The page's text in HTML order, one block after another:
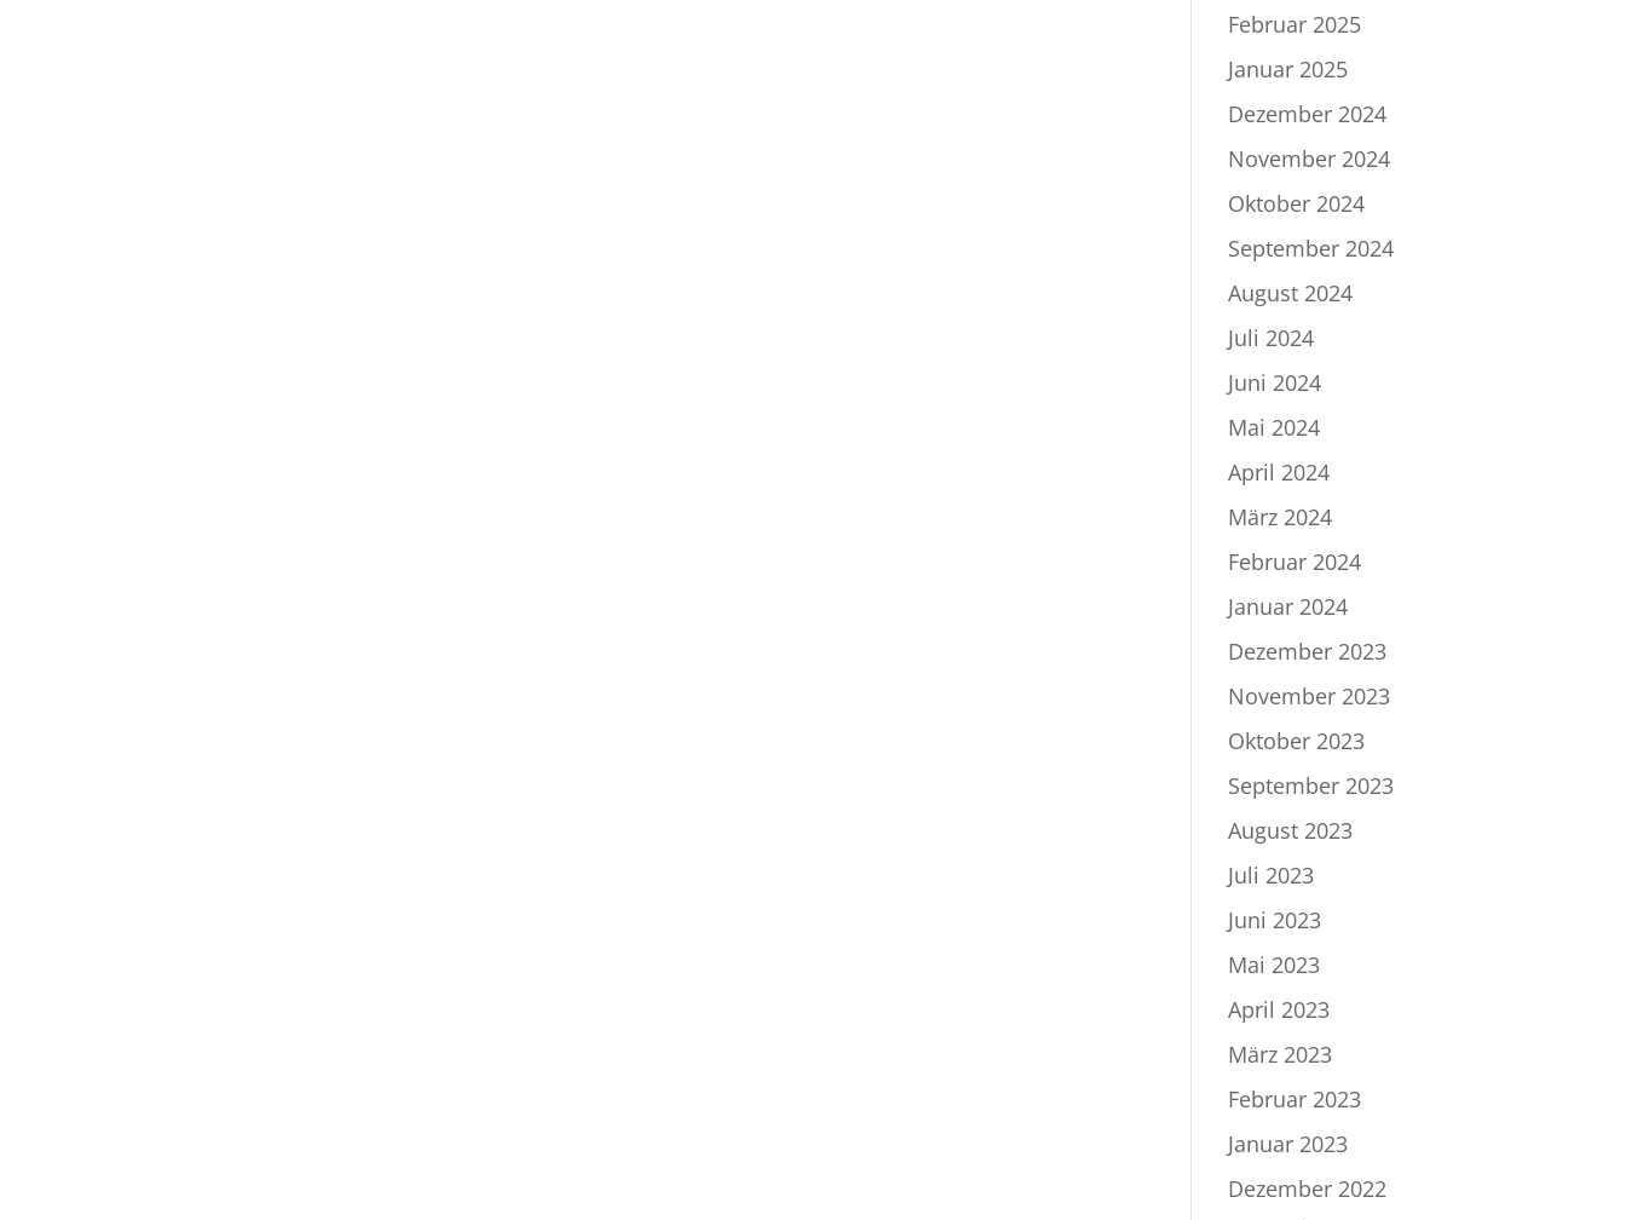
Februar 2025
Januar 2025
Dezember 2024
November 2024
Oktober 2024
September 2024
August 2024
Juli 2024
Juni 2024
Mai 2024
April 2024
März 2024
Februar 2024
Januar 2024
Dezember 2023
November 2023
Oktober 2023
September 2023
August 2023
Juli 2023
Juni 2023
Mai 2023
April 2023
März 2023
Februar 2023
Januar 2023
Dezember 2022